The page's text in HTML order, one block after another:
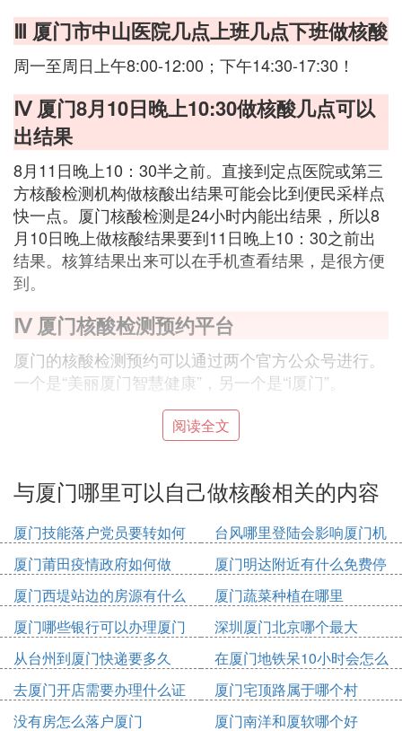
Ⅲ 厦门市中山医院几点上班几点下班做核酸
周一至周日上午8:00-12:00；下午14:30-17:30！
Ⅳ 厦门8月10日晚上10:30做核酸几点可以
出结果
8月11日晚上10：30半之前。直接到定点医院或第三
方核酸检测机构做核酸出结果可能会比到便民采样点
快一点。厦门核酸检测是24小时内能出结果，所以8
月10日晚上做核酸结果要到11日晚上10：30之前出
结果。核算结果出来可以在手机查看结果，是很方便
到。
Ⅳ 厦门核酸检测预约平台
厦门的核酸检测预约可以通过两个官方公众号进行。
一个是“美丽厦门智慧健康”，另一个是“i厦门”。
对于“美丽厦门智慧健康”公众号，用户首先需要在微
信中搜索并关注该公众号。之后，在公众号下方菜单
面中选择“核酸检测预约”，之后就可以根据自己的需
可以点击链接查看。
而“i厦门”公众号的操作流程也相对简单。用户可以在
微信中搜索并关注“i厦门”公众号，随后在公众号下方
菜单栏中找到并点击“i服务”下的“疫情防控”选项。点
击进入后，选择“厦门市核酸检测预约”，即可选择医
疗机构或第三方机构进行预约。
这两个平台都提供了便捷的预约方式，帮助市民快速
阅读全文
与厦门哪里可以自己做核酸相关的内容
厦门技能落户党员要转如何
办理
台风哪里登陆会影响厦门机
场
厦门莆田疫情政府如何做
厦门明达附近有什么免费停
车位
厦门西堤站边的房源有什么
厦门蔬菜种植在哪里
厦门哪些银行可以办理厦门
市民卡
深圳厦门北京哪个最大
从台州到厦门快递要多久
在厦门地铁呆10小时会怎么
收费
去厦门开店需要办理什么证
件
厦门宅顶路属于哪个村
没有房怎么落户厦门
厦门南洋和厦软哪个好